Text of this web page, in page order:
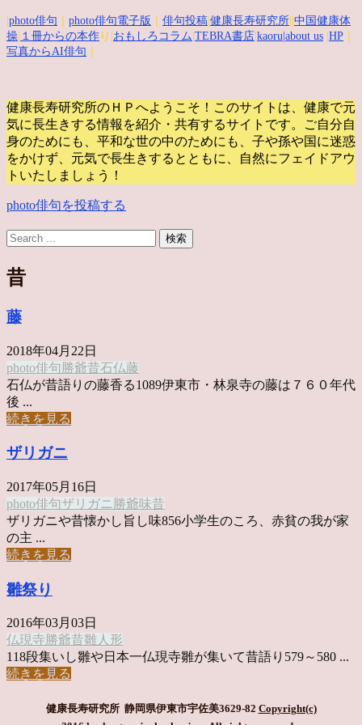
photo俳句 photo俳句電子版 俳句投稿 健康長寿研究所 中国健康体
操 １冊からの本作 り| おもしろコラム TEBRA書店 kaoru |about us HP
写真からAI俳句
健康長寿研究所のＨＰへようこそ！このサイトは、健康で元
気に長生きする情報を紹介・共有するサイトです。
ご自分自
身のためにも、平和な世の中のためにも、子や孫や国に迷惑
をかけず、元気で長生きするとともに、自然にフェイドアウ
トいたしましょう！
photo俳句を投稿する
昔
藤
2018年04月22日
photo俳句 勝爺昔石仏藤
石仏が昔語りの藤香る1089伊東市・林泉寺の藤は７６０年代
後 ...
続きを見る
ザリガニ
2017年05月16日
photo俳句ザリガニ 勝爺味昔
ザリガニや昔懐かし旨し味856小学生のころ、赤貧の我が家
の主 ...
続きを見る
雛祭り
2016年03月03日
仏現寺勝爺昔雛人形
118段集いし雛や日本一仏現寺雛が集いて昔語り579～580 ...
続きを見る
健康長寿研究所 静岡県伊東市宇佐美3629-82 Copyright(c)